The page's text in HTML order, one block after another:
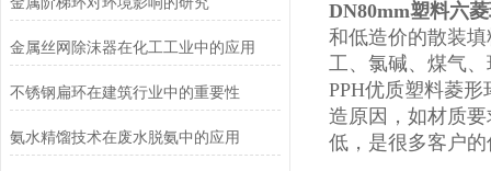
金属丝网除沫器在化工工业中的应用
不锈钢扁环在建筑行业中的重要性
氨水精馏技术在废水脱氨中的应用
DN80mm塑料六
和低造价的散装
工、氯碱、煤气
PPH优质塑料菱
造原因，如材质
低，是很多客户